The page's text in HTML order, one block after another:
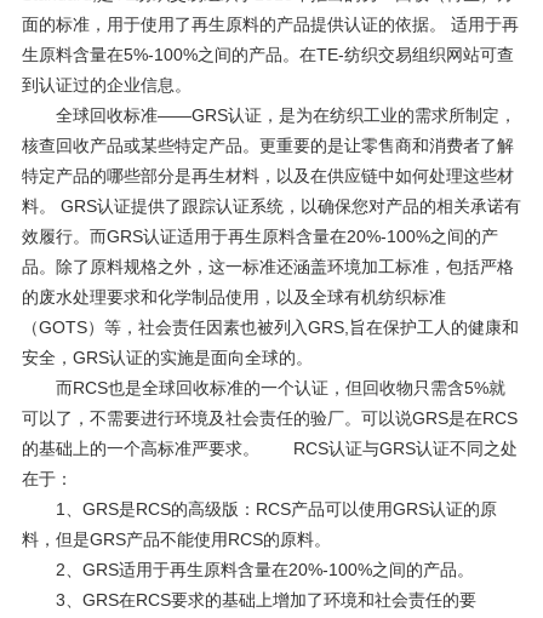
面的标准，用于使用了再生原料的产品提供认证的依据。 适用于再
生原料含量在5%-100%之间的产品。在TE-纺织交易组织网站可查
到认证过的企业信息。
全球回收标准——GRS认证，是为在纺织工业的需求所制定，
核查回收产品或某些特定产品。更重要的是让零售商和消费者了解
特定产品的哪些部分是再生材料，以及在供应链中如何处理这些材
料。 GRS认证提供了跟踪认证系统，以确保您对产品的相关承诺有
效履行。而GRS认证适用于再生原料含量在20%-100%之间的产
品。除了原料规格之外，这一标准还涵盖环境加工标准，包括严格
的废水处理要求和化学制品使用，以及全球有机纺织标准
（GOTS）等，社会责任因素也被列入GRS,旨在保护工人的健康和
安全，GRS认证的实施是面向全球的。
而RCS也是全球回收标准的一个认证，但回收物只需含5%就
可以了，不需要进行环境及社会责任的验厂。可以说GRS是在RCS
的基础上的一个高标准严要求。 RCS认证与GRS认证不同之处
在于：
1、GRS是RCS的高级版：RCS产品可以使用GRS认证的原
料，但是GRS产品不能使用RCS的原料。
2、GRS适用于再生原料含量在20%-100%之间的产品。
3、GRS在RCS要求的基础上增加了环境和社会责任的要